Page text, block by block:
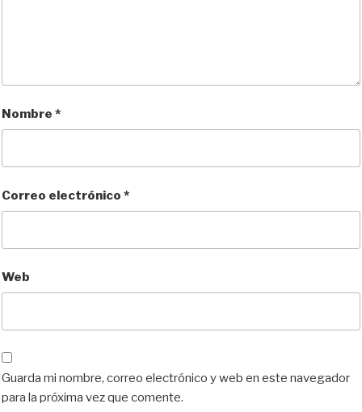
Nombre *
Correo electrónico *
Web
Guarda mi nombre, correo electrónico y web en este navegador
para la próxima vez que comente.